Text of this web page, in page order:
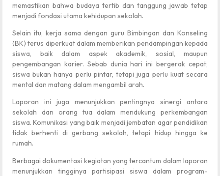
memastikan bahwa budaya tertib dan tanggung jawab tetap
menjadi fondasi utama kehidupan sekolah.
Selain itu, kerja sama dengan guru Bimbingan dan Konseling
(BK) terus diperkuat dalam memberikan pendampingan kepada
siswa, baik dalam aspek akademik, sosial, maupun
pengembangan karier. Sebab dunia hari ini bergerak cepat;
siswa bukan hanya perlu pintar, tetapi juga perlu kuat secara
mental dan matang dalam mengambil arah.
Laporan ini juga menunjukkan pentingnya sinergi antara
sekolah dan orang tua dalam mendukung perkembangan
siswa. Komunikasi yang baik menjadi jembatan agar pendidikan
tidak berhenti di gerbang sekolah, tetapi hidup hingga ke
rumah.
Berbagai dokumentasi kegiatan yang tercantum dalam laporan
menunjukkan tingginya partisipasi siswa dalam program-